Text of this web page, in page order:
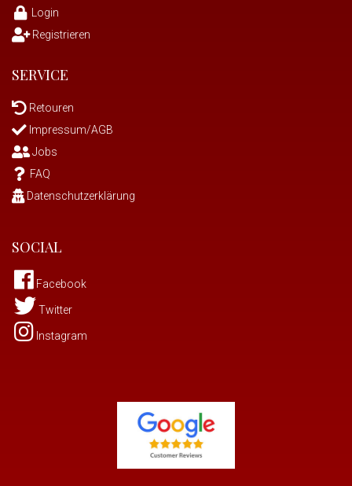
Login
Registrieren
SERVICE
Retouren
Impressum/AGB
Jobs
FAQ
Datenschutzerklärung
SOCIAL
Facebook
Twitter
Instagram